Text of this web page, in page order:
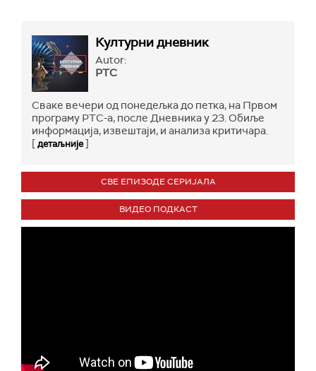
Културни дневник
Autor:
РТС
Сваке вечери од понедељка до петка, на Првом
програму РТС-а, после Дневника у 23. Обиље
информација, извештаји, и анализа критичара.
[детаљније]
СВЕ ЕПИЗОДЕ СЕРИЈАЛА
ВИДЕО ПОДКАСТ